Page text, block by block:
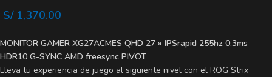
S/1,370.00
MONITOR GAMER XG27ACMES QHD 27 » IPSrapid 255hz 0.3ms
HDR10 G-SYNC AMD freesync PIVOT
Lleva tu experiencia de juego al siguiente nivel con el ROG Strix